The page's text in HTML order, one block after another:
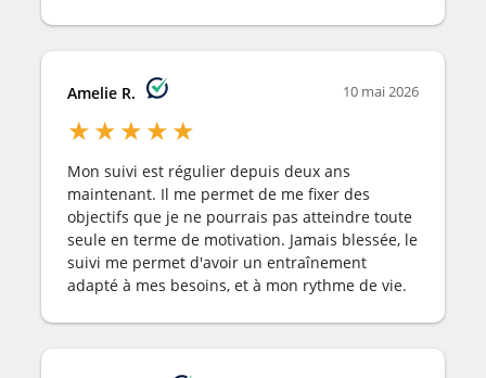
Amelie R. 10 mai 2026
★★★★★
Mon suivi est régulier depuis deux ans
maintenant. Il me permet de me fixer des
objectifs que je ne pourrais pas atteindre toute
seule en terme de motivation. Jamais blessée, le
suivi me permet d'avoir un entraînement
adapté à mes besoins, et à mon rythme de vie.